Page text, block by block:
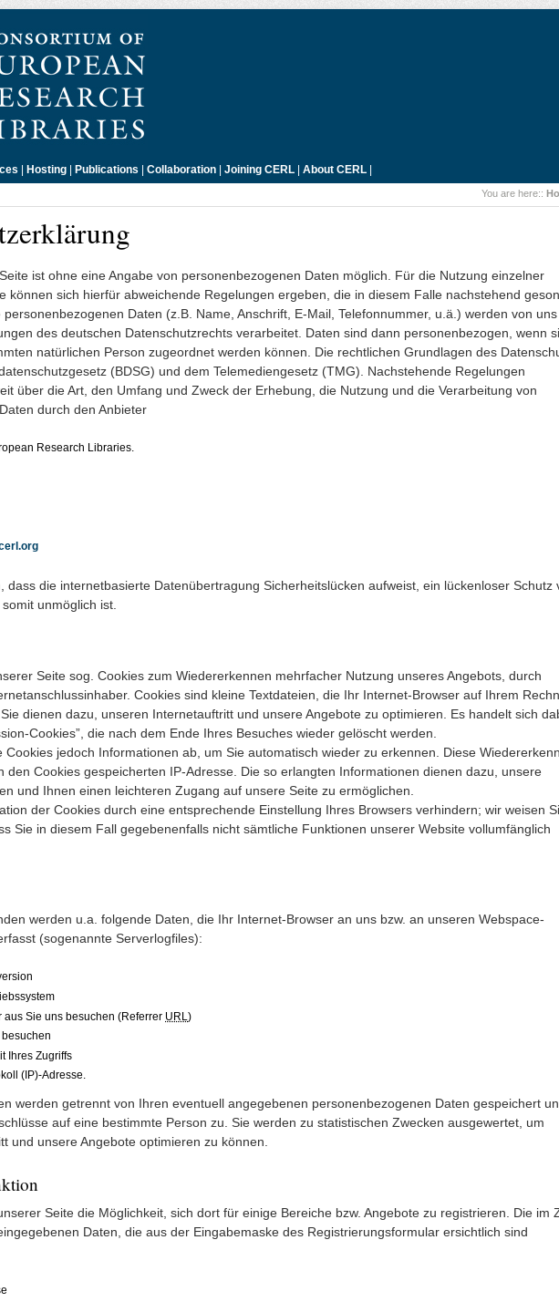
| Hosting | Publications | Collaboration | Joining CERL | About CERL |
You are here::
ist ohne eine Angabe von personenbezogenen Daten möglich. Für die Nutzung einzelner
können sich hierfür abweichende Regelungen ergeben, die in diesem Falle nachstehend
Daten (z.B. Name, Anschrift, E-Mail, Telefonnummer, u.ä.) werden von
des deutschen Datenschutzrechts verarbeitet. Daten sind dann personenbezogen, wenn
natürlichen Person zugeordnet werden können. Die rechtlichen Grundlagen des
(BDSG) und dem Telemediengesetz (TMG). Nachstehende Regelungen
über die Art, den Umfang und Zweck der Erhebung, die Nutzung und die Verarbeitung von
durch den Anbieter
Research Libraries.
dass die internetbasierte Datenübertragung Sicherheitslücken aufweist, ein lückenloser Schutz
unmöglich ist.
Seite sog. Cookies zum Wiedererkennen mehrfacher Nutzung unseres Angebots, durch
Cookies sind kleine Textdateien, die Ihr Internet-Browser auf Ihrem
dienen dazu, unseren Internetauftritt und unsere Angebote zu optimieren. Es handelt sich
Cookies”, die nach dem Ende Ihres Besuches wieder gelöscht werden.
Cookies jedoch Informationen ab, um Sie automatisch wieder zu erkennen. Diese
den Cookies gespeicherten IP-Adresse. Die so erlangten Informationen dienen dazu, unsere
und Ihnen einen leichteren Zugang auf unsere Seite zu ermöglichen.
der Cookies durch eine entsprechende Einstellung Ihres Browsers verhindern; wir weisen
Sie in diesem Fall gegebenenfalls nicht sämtliche Funktionen unserer Website vollumfänglich
werden u.a. folgende Daten, die Ihr Internet-Browser an uns bzw. an unseren Webspace-
(sogenannte Serverlogfiles):
aus Sie uns besuchen (Referrer URL )
Ihres Zugriffs
(IP)-Adresse.
werden getrennt von Ihren eventuell angegebenen personenbezogenen Daten gespeichert
auf eine bestimmte Person zu. Sie werden zu statistischen Zwecken ausgewertet, um
und unsere Angebote optimieren zu können.
Seite die Möglichkeit, sich dort für einige Bereiche bzw. Angebote zu registrieren. Die im
Daten, die aus der Eingabemaske des Registrierungsformular ersichtlich sind